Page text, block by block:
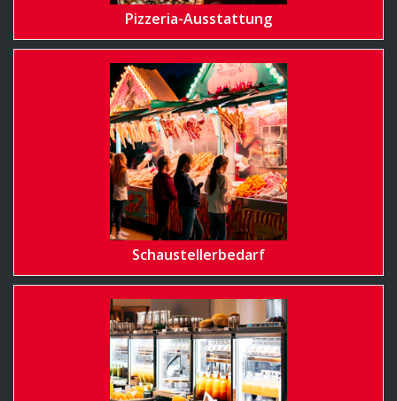
Pizzeria-Ausstattung
Schaustellerbedarf